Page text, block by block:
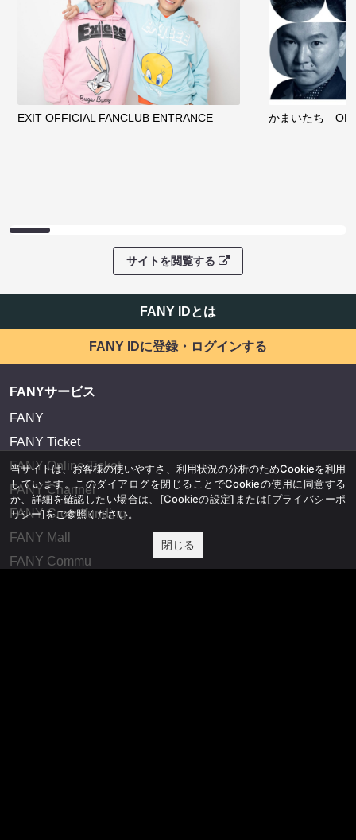
EXIT OFFICIAL FANCLUB ENTRANCE かまいたち
サイトを閲覧する
FANY IDとは
FANY IDに登録・ログインする
FANYサービス
FANY
FANY Ticket
FANY Online Ticket
FANY Channel
FANY Crowdfunding
FANY Mall
FANY Commu
当サイトは、お客様の使いやすさ、利用状況の分析のためCookieを利用
しています。このダイアログを閉じることでCookieの使用に同意する
か、詳細を確認したい場合は、 [Cookieの設定] または[プライバシーポ
リシー]をご参照ください。
閉じる